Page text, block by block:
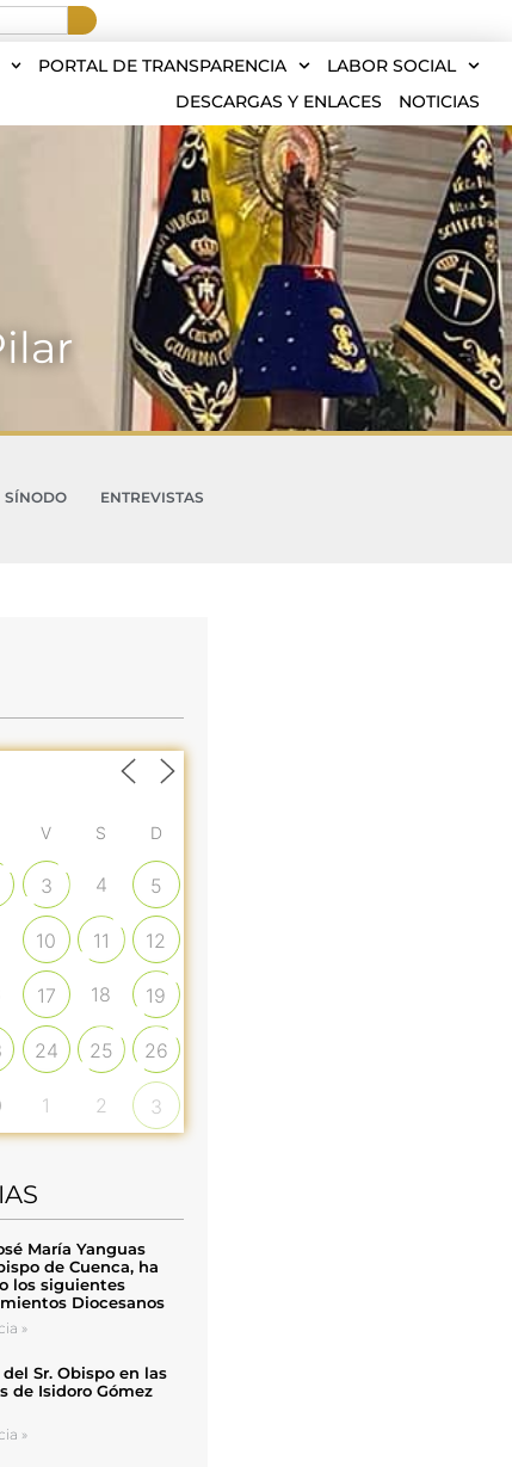
PORTAL DE TRANSPARENCIA
LABOR SOCIAL
DESCARGAS Y ENLACES
NOTICIAS
SÍNODO
ENTREVISTAS
V S D
3 4 5
10 11 12
17 18 19
24 25 26
1 2 3
María Yanguas
de Cuenca, ha
los siguientes
Diocesanos
»
Sr. Obispo en las
de Isidoro Gómez
»